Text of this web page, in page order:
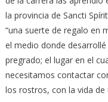
la provincia de Sancti
“una suerte de regalo en
el medio donde
pregrado; el lugar en el
necesitamos contactar
los rostros, con la vida